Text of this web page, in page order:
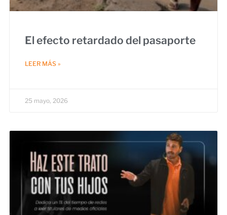
El efecto retardado del pasaporte
LEER MÁS »
25 mayo, 2026